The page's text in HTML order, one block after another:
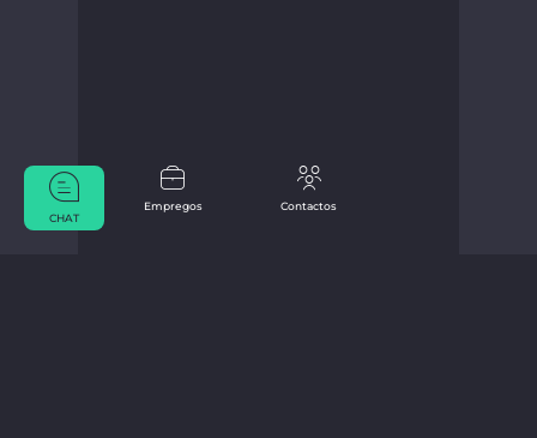
Empregos
Contactos
CHAT